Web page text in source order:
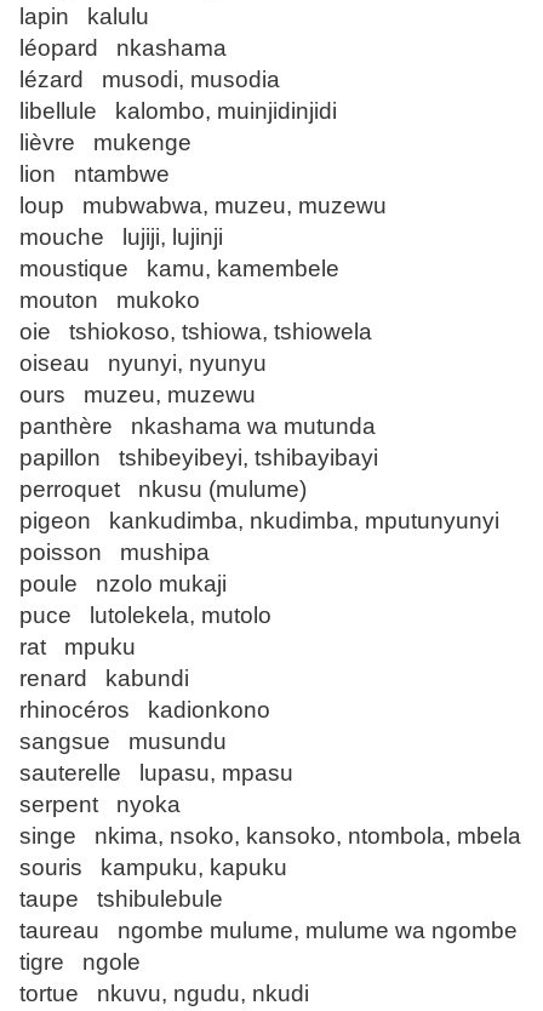
lapin kalulu
léopard nkashama
lézard musodi, musodia
libellule kalombo, muinjidinjidi
lièvre mukenge
lion ntambwe
loup mubwabwa, muzeu, muzewu
mouche lujiji, lujinji
moustique kamu, kamembele
mouton mukoko
oie tshiokoso, tshiowa, tshiowela
oiseau nyunyi, nyunyu
ours muzeu, muzewu
panthère nkashama wa mutunda
papillon tshibeyibeyi, tshibayibayi
perroquet nkusu (mulume)
pigeon kankudimba, nkudimba, mputunyunyi
poisson mushipa
poule nzolo mukaji
puce lutolekela, mutolo
rat mpuku
renard kabundi
rhinocéros kadionkono
sangsue musundu
sauterelle lupasu, mpasu
serpent nyoka
singe nkima, nsoko, kansoko, ntombola, mbela
souris kampuku, kapuku
taupe tshibulebule
taureau ngombe mulume, mulume wa ngombe
tigre ngole
tortue nkuvu, ngudu, nkudi